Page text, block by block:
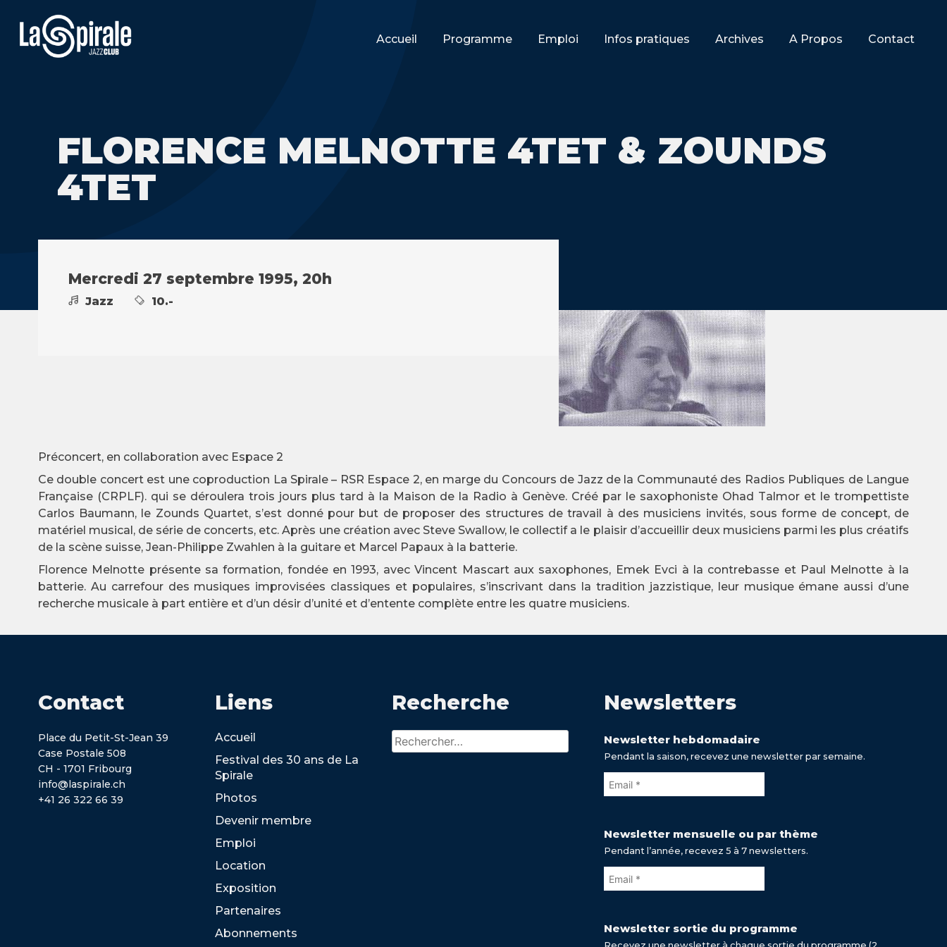
Accueil Programme Emploi Infos pratiques Archives A Propos Contact
FLORENCE MELNOTTE 4TET & ZOUNDS
4TET
Mercredi 27 septembre 1995, 20h
Jazz 10.-
Préconcert, en collaboration avec Espace 2
Ce double concert est une coproduction La Spirale – RSR Espace 2, en marge du Concours de Jazz de la Communauté des Radios Publiques de Langue
Française (CRPLF). qui se déroulera trois jours plus tard à la Maison de la Radio à Genève. Créé par le saxophoniste Ohad Talmor et le trompettiste
Carlos Baumann, le Zounds Quartet, s’est donné pour but de proposer des structures de travail à des musiciens invités, sous forme de concept, de
matériel musical, de série de concerts, etc. Après une création avec Steve Swallow, le collectif a le plaisir d’accueillir deux musiciens parmi les plus créatifs
de la scène suisse, Jean-Philippe Zwahlen à la guitare et Marcel Papaux à la batterie.
Florence Melnotte présente sa formation, fondée en 1993, avec Vincent Mascart aux saxophones, Emek Evci à la contrebasse et Paul Melnotte à la
batterie. Au carrefour des musiques improvisées classiques et populaires, s’inscrivant dans la tradition jazzistique, leur musique émane aussi d’une
recherche musicale à part entière et d’un désir d’unité et d’entente complète entre les quatre musiciens.
Contact
Place du Petit-St-Jean 39
Case Postale 508
CH - 1701 Fribourg
info@laspirale.ch
+41 26 322 66 39
Liens
Accueil
Festival des 30 ans de La
Spirale
Photos
Devenir membre
Emploi
Location
Exposition
Partenaires
Abonnements
Recherche
Rechercher :
Newsletters
Newsletter hebdomadaire
Pendant la saison, recevez une newsletter par semaine.
Newsletter mensuelle ou par thème
Pendant l’année, recevez 5 à 7 newsletters.
Newsletter sortie du programme